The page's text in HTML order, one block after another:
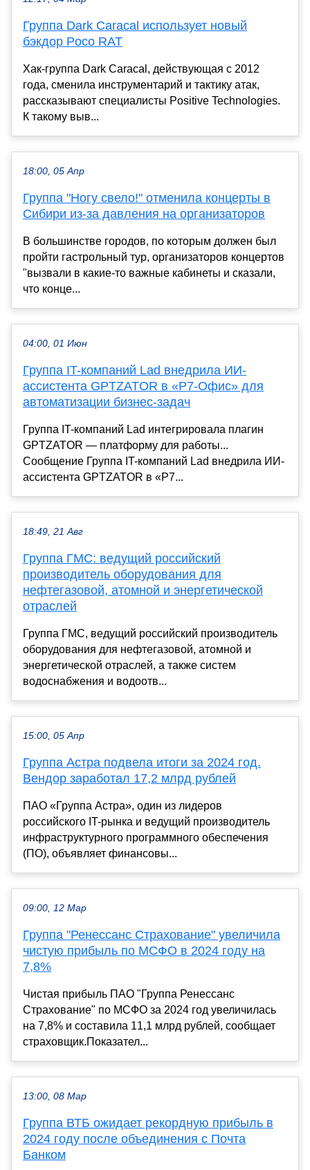
Группа Dark Caracal использует новый
бэкдор Poco RAT
Хак-группа Dark Caracal, действующая с 2012
года, сменила инструментарий и тактику атак,
рассказывают специалисты Positive Technologies.
К такому выв...
18:00, 05 Апр
Группа "Ногу свело!" отменила концерты в
Сибири из-за давления на организаторов
В большинстве городов, по которым должен был
пройти гастрольный тур, организаторов концертов
"вызвали в какие-то важные кабинеты и сказали,
что конце...
04:00, 01 Июн
Группа IT-компаний Lad внедрила ИИ-
ассистента GPTZATOR в «Р7-Офис» для
автоматизации бизнес-задач
Группа IT-компаний Lad интегрировала плагин
GPTZATOR — платформу для работы...
Сообщение Группа IT-компаний Lad внедрила ИИ-
ассистента GPTZATOR в «Р7...
18:49, 21 Авг
Группа ГМС: ведущий российский
производитель оборудования для
нефтегазовой, атомной и энергетической
отраслей
Группа ГМС, ведущий российский производитель
оборудования для нефтегазовой, атомной и
энергетической отраслей, а также систем
водоснабжения и водоотв...
15:00, 05 Апр
Группа Астра подвела итоги за 2024 год.
Вендор заработал 17,2 млрд рублей
ПАО «Группа Астра», один из лидеров
российского IT-рынка и ведущий производитель
инфраструктурного программного обеспечения
(ПО), объявляет финансовы...
09:00, 12 Мар
Группа "Ренессанс Страхование" увеличила
чистую прибыль по МСФО в 2024 году на
7,8%
Чистая прибыль ПАО "Группа Ренессанс
Страхование" по МСФО за 2024 год увеличилась
на 7,8% и составила 11,1 млрд рублей, сообщает
страховщик.Показател...
13:00, 08 Мар
Группа ВТБ ожидает рекордную прибыль в
2024 году после объединения с Почта
Банком